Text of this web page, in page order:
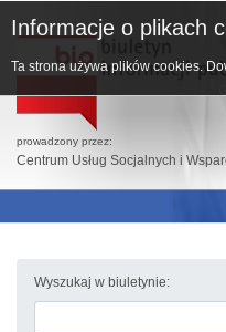
prowadzony przez:
Centrum Usług Socjalnych i
Wyszukaj w biuletynie:
Informacje o plikach
Ta strona używa plików cookies.